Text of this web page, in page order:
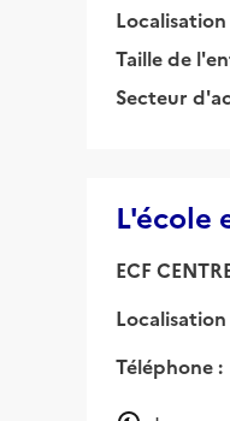
Localisation
Taille de
Secteur
L'école
ECF
Localisation
Téléphone :